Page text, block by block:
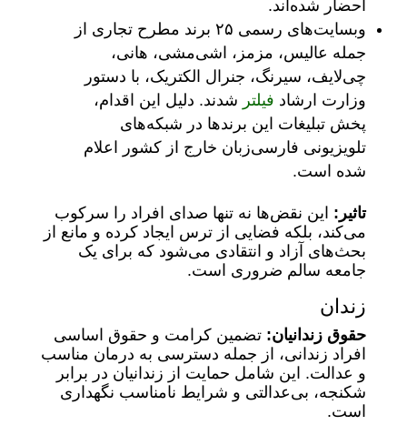
احضار شده‌اند.
وبسایت‌های رسمی ۲۵ برند مطرح تجاری از
جمله عالیس، مزمز، اشی‌مشی، هانی،
چی‌لایف، سیرنگ، جنرال الکتریک، با دستور
وزارت ارشاد فیلتر شدند. دلیل این اقدام،
پخش تبلیغات این برندها در شبکه‌های
تلویزیونی فارسی‌زبان خارج از کشور اعلام
شده است.
تاثیر: این نقض‌ها نه تنها صدای افراد را سرکوب
می‌کند، بلکه فضایی از ترس ایجاد کرده و مانع از
بحث‌های آزاد و انتقادی می‌شود که برای یک
جامعه سالم ضروری است.
زندان
حقوق زندانیان: تضمین کرامت و حقوق اساسی
افراد زندانی، از جمله دسترسی به درمان مناسب
و عدالت. این شامل حمایت از زندانیان در برابر
شکنجه، بی‌عدالتی و شرایط نامناسب نگهداری
است.